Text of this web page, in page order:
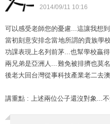
2014/09/11 10:16
可以感受老師您的憂慮...這讓我想
當初刻意安排念當地所謂的貴族學
功課表現上名列前茅...也幫學校贏
兩兄弟是亞洲人...難免被排擠也莫
後老大回台灣從事科技產業老二去
講重點 : 上述兩位公子還沒對象...